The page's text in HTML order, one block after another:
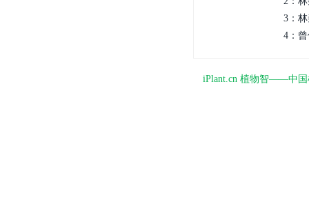
3：林
4：
iPlant.cn 植物智——中国